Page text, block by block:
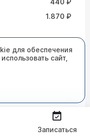
440 ₽
1.870 ₽
1.089 ₽
для обеспечения
сайт,
Записаться